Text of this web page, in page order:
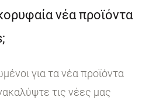
νέα προϊόντα
για τα νέα προϊόντα
τις νέες μας